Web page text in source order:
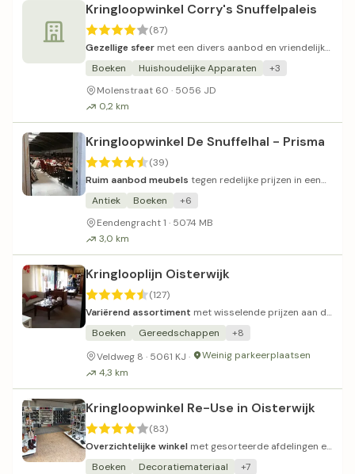
Kringloopwinkel Corry's Snuffelpaleis
(87)
Gezellige sfeer met een divers aanbod en vriendelijke
service.
Boeken Huishoudelijke Apparaten
+3
Molenstraat 60 · 5056 JD
0,2 km
Kringloopwinkel De Snuffelhal - Prisma
(39)
Ruim aanbod meubels tegen redelijke prijzen in een
overzichtelijke hal.
Antiek Boeken
+6
Eendengracht 1 · 5074 MB
3,0 km
Kringlooplijn Oisterwijk
(127)
Variërend assortiment met wisselende prijzen aan de
Milleustraat.
Boeken Gereedschappen
+8
Veldweg 8 · 5061 KJ ·
Weinig parkeerplaatsen
4,3 km
Kringloopwinkel Re-Use in Oisterwijk
(83)
Overzichtelijke winkel met gesorteerde afdelingen en
schappelijke prijzen.
Boeken Decoratiemateriaal
+7